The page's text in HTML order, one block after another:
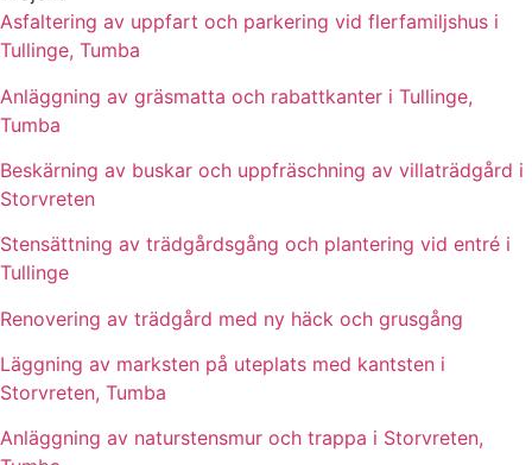
Asfaltering av uppfart och parkering vid flerfamiljshus i
Tullinge, Tumba
Anläggning av gräsmatta och rabattkanter i Tullinge,
Tumba
Beskärning av buskar och uppfräschning av villaträdgård i
Storvreten
Stensättning av trädgårdsgång och plantering vid entré i
Tullinge
Renovering av trädgård med ny häck och grusgång
Läggning av marksten på uteplats med kantsten i
Storvreten, Tumba
Anläggning av naturstensmur och trappa i Storvreten,